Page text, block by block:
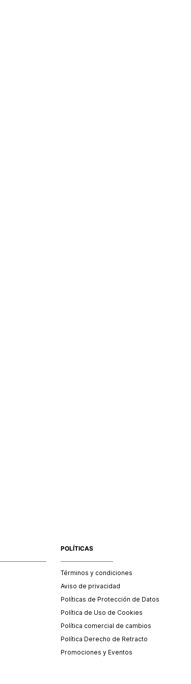
POLÍTICAS
Términos y condiciones
Aviso de privacidad
Políticas de Protección de Datos
Política de Uso de Cookies
Política comercial de cambios
Política Derecho de Retracto
Promociones y Eventos